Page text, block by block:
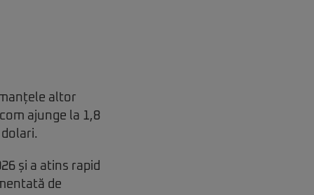
altor
ajunge la 1,8
și a atins rapid
de